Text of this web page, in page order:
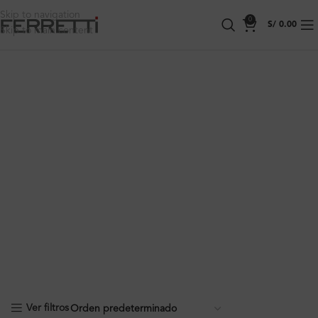
Skip to navigation
Skip to main content
0
S/ 0.00
Ver filtros